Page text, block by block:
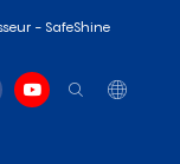
- SafeShine